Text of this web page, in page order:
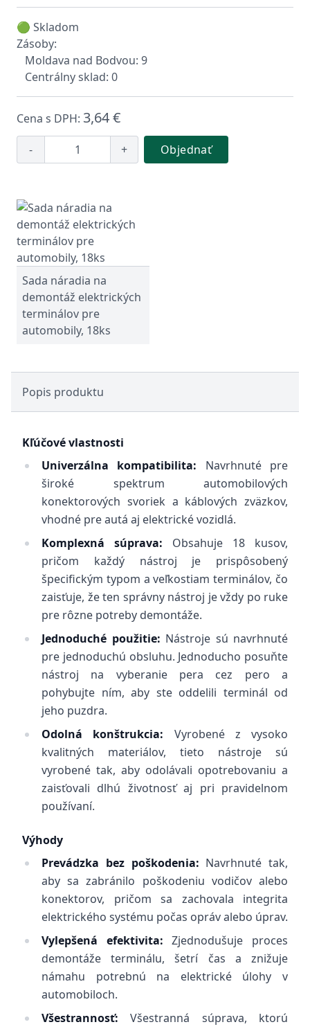
🟢 Skladom
Zásoby:
Moldava nad Bodvou: 9
Centrálny sklad: 0
Cena s DPH: 3,64 €
- + Objednať
Sada náradia na
demontáž elektrických
terminálov pre
automobily, 18ks
Popis produktu
Kľúčové vlastnosti
Univerzálna kompatibilita: Navrhnuté pre
široké spektrum automobilových
konektorových svoriek a káblových zväzkov,
vhodné pre autá aj elektrické vozidlá.
Komplexná súprava: Obsahuje 18 kusov,
pričom každý nástroj je prispôsobený
špecifickým typom a veľkostiam terminálov, čo
zaisťuje, že ten správny nástroj je vždy po ruke
pre rôzne potreby demontáže.
Jednoduché použitie: Nástroje sú navrhnuté
pre jednoduchú obsluhu. Jednoducho posuňte
nástroj na vyberanie pera cez pero a
pohybujte ním, aby ste oddelili terminál od
jeho puzdra.
Odolná konštrukcia: Vyrobené z vysoko
kvalitných materiálov, tieto nástroje sú
vyrobené tak, aby odolávali opotrebovaniu a
zaisťovali dlhú životnosť aj pri pravidelnom
používaní.
Výhody
Prevádzka bez poškodenia: Navrhnuté tak,
aby sa zabránilo poškodeniu vodičov alebo
konektorov, pričom sa zachovala integrita
elektrického systému počas opráv alebo úprav.
Vylepšená efektivita: Zjednodušuje proces
demontáže terminálu, šetrí čas a znižuje
námahu potrebnú na elektrické úlohy v
automobiloch.
Všestrannosť: Všestranná súprava, ktorú